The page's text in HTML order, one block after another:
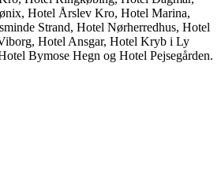
Hotel Årslev Kro, Hotel Marina,
Strand, Hotel Nørherredhus, Hotel
Hotel Ansgar, Hotel Kryb i Ly
Bymose Hegn og Hotel Pejsegården.